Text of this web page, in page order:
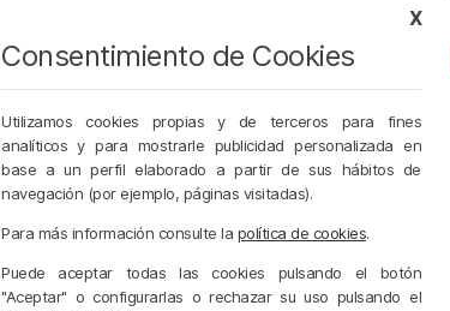
X
Consentimiento de Cookies
Utilizamos cookies propias y de terceros para fines
analíticos y para mostrarle publicidad personalizada en
base a un perfil elaborado a partir de sus hábitos de
navegación (por ejemplo, páginas visitadas).
Para más información consulte la política de cookies.
Puede aceptar todas las cookies pulsando el botón
"Aceptar" o configurarlas o rechazar su uso pulsando el